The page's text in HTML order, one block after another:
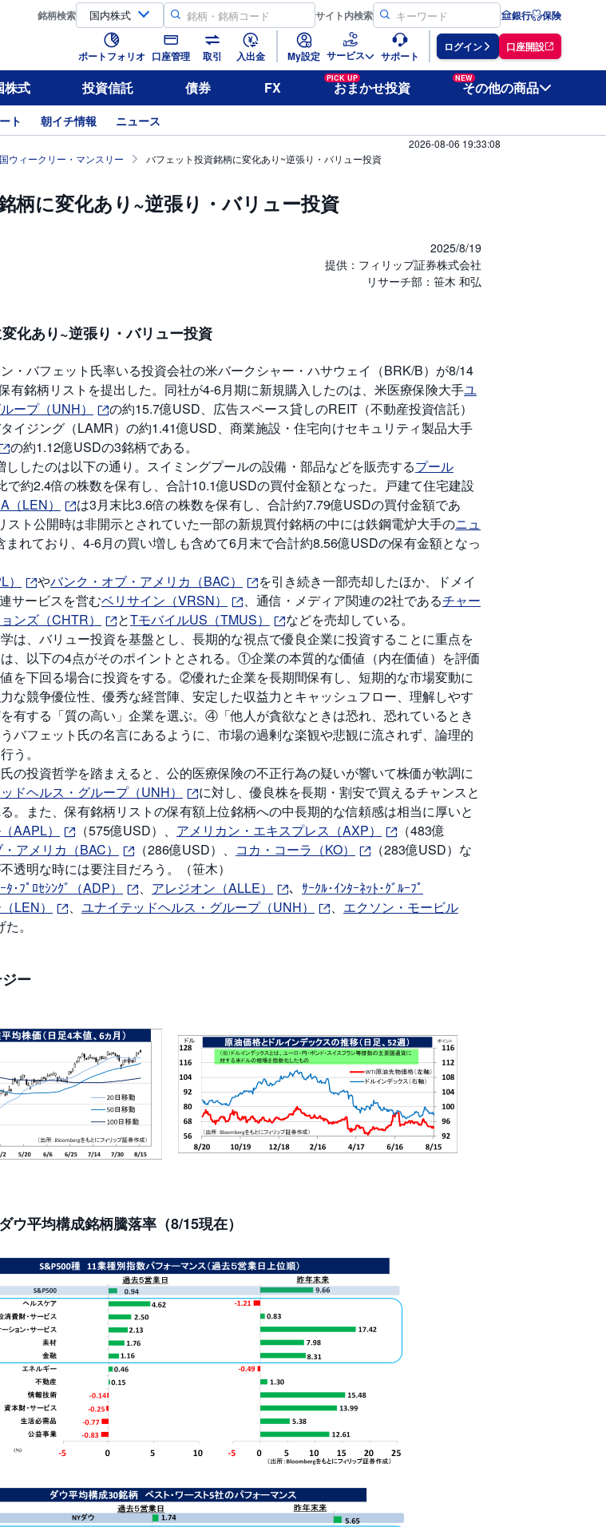
銘柄検索 サイト内検索 銀行 保険
ポートフォリオ 口座管理 取引 入出金 My設定 サービス サポート
ログイン 口座開設
株式 投資信託 債券 FX
PICK UP
おまかせ投資
NEW
その他の商品
ト 朝イチ情報 ニュース
2026-08-06 19:33:08
ウィークリー・マンスリー バフェット投資銘柄に変化あり~逆張り・バリュー投資
柄に変化あり~逆張り・バリュー投資
2025/8/19
提供：フィリップ証券株式会社
リサーチ部：笹木 和弘
化あり~逆張り・バリュー投資
・バフェット氏率いる投資会社の米バークシャー・ハサウェイ（BRK/B）が8/14
有銘柄リストを提出した。同社が4-6月期に新規購入したのは、米医療保険大手ユ
ープ（UNH）
の約15.7億USD、広告スペース貸しのREIT（不動産投資信託）
イジング（LAMR）の約1.41億USD、商業施設・住宅向けセキュリティ製品大手
の約1.12億USDの3銘柄である。
したのは以下の通り。スイミングプールの設備・部品などを販売するプール
で約2.4倍の株数を保有し、合計10.1億USDの買付金額となった。戸建て住宅建設
（LEN）
は3月末比3.6倍の株数を保有し、合計約7.79億USDの買付金額であ
スト公開時は非開示とされていた一部の新規買付銘柄の中には鉄鋼電炉大手のニュ
まれており、4-6月の買い増しも含めて6月末で合計約8.56億USDの保有金額となっ
やバンク・オブ・アメリカ（BAC）
を引き続き一部売却したほか、ドメイ
サービスを営むベリサイン（VRSN） 、通信・メディア関連の2社であるチャー
ンズ（CHTR）
とTモバイルUS（TMUS）
などを売却している。
は、バリュー投資を基盤とし、長期的な視点で優良企業に投資することに重点を
、以下の4点がそのポイントとされる。①企業の本質的な価値（内在価値）を評価
を下回る場合に投資をする。②優れた企業を長期間保有し、短期的な市場変動に
な競争優位性、優秀な経営陣、安定した収益力とキャッシュフロー、理解しやす
有する「質の高い」企業を選ぶ。④「他人が貪欲なときは恐れ、恐れているとき
バフェット氏の名言にあるように、市場の過剰な楽観や悲観に流されず、論理的
う。
の投資哲学を踏まえると、公的医療保険の不正行為の疑いが響いて株価が軟調に
ドヘルス・グループ（UNH）
に対し、優良株を長期・割安で買えるチャンスと
。また、保有銘柄リストの保有額上位銘柄への中長期的な信頼感は相当に厚いと
AAPL） （575億USD）、 アメリカン・エキスプレス（AXP）
（483億
アメリカ（BAC） （286億USD）、 コカ・コーラ（KO）
（283億USD）な
透明な時には要注目だろう。（笹木）
ﾀ･ﾌﾟﾛｾｼﾝｸﾞ（ADP） 、 アレジオン（ALLE） 、 ｻｰｸﾙ･ｲﾝﾀｰﾈｯﾄ･ｸﾞﾙｰﾌﾟ
LEN） 、 ユナイテッドヘルス・グループ（UNH） 、 エクソン・モービル
。
ー
ウ平均構成銘柄騰落率（8/15現在）